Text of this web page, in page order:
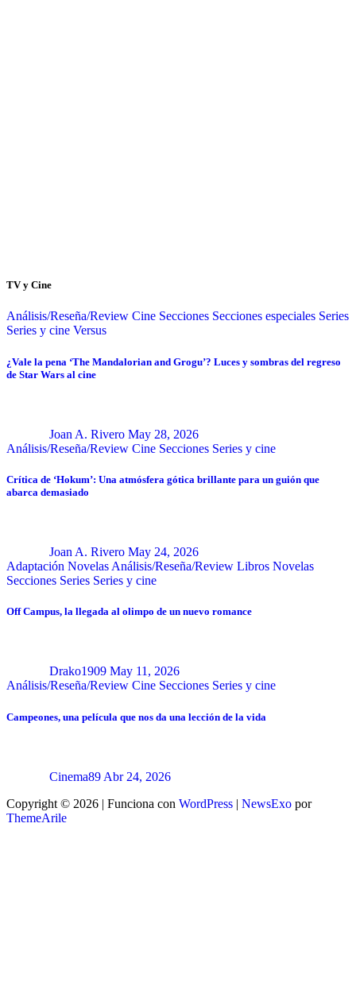
TV y Cine
Análisis/Reseña/Review Cine Secciones Secciones especiales Series
Series y cine Versus
¿Vale la pena ‘The Mandalorian and Grogu’? Luces y sombras del regreso
de Star Wars al cine
Joan A. Rivero May 28, 2026
Análisis/Reseña/Review Cine Secciones Series y cine
Crítica de ‘Hokum’: Una atmósfera gótica brillante para un guión que
abarca demasiado
Joan A. Rivero May 24, 2026
Adaptación Novelas Análisis/Reseña/Review Libros Novelas
Secciones Series Series y cine
Off Campus, la llegada al olimpo de un nuevo romance
Drako1909 May 11, 2026
Análisis/Reseña/Review Cine Secciones Series y cine
Campeones, una película que nos da una lección de la vida
Cinema89 Abr 24, 2026
Copyright © 2026 | Funciona con WordPress | NewsExo por
ThemeArile